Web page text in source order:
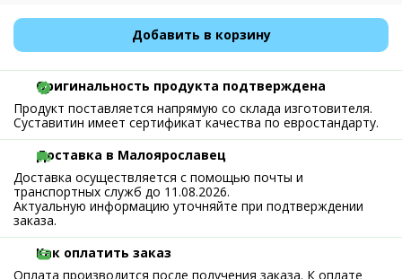
Добавить в корзину
Оригинальность продукта подтверждена
Продукт поставляется напрямую со склада изготовителя.
Суставитин имеет сертификат качества по евростандарту.
Доставка в Малоярославец
Доставка осуществляется с помощью почты и
транспортных служб до 11.08.2026.
Актуальную информацию уточняйте при подтверждении
заказа.
Как оплатить заказ
Оплата производится после получения заказа. К оплате